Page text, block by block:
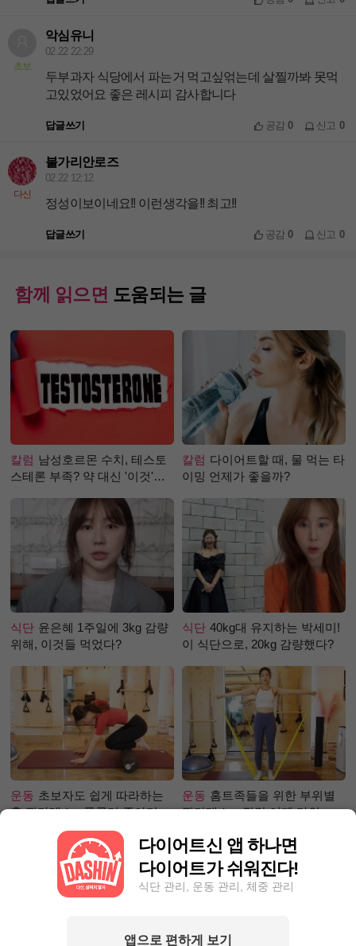
초보
악심유니
02.22 22:29
두부과자 식당에서 파는거 먹고싶얶는데 살찔까봐 못먹
고있었어요 좋은 레시피 감사합니다
답글쓰기 공감0 신고 0
다신
불가리안로즈
02.22 12:12
정성이보이네요!! 이런생각을!! 최고!!
답글쓰기 공감0 신고 0
함께 읽으면 도움되는 글
칼럼 남성호르몬 수치, 테스토
스테론 부족? 약 대신 '이것'으
칼럼 다이어트할 때, 물 먹는 타
이밍 언제가 좋을까?
식단 윤은혜 1주일에 3kg 감량
위해, 이것들 먹었다?
식단 40kg대 유지하는 박세미!
이 식단으로, 20kg 감량했다?
운동 초보자도 쉽게 따라하는
홈 필라테스 - 폼롤러 종아리 알
운동 홈트족들을 위한 부위별
필라테스 – 직각 어깨 라인 만
다이어트신 앱 하나면
다이어트가 쉬워진다!
식단 관리, 운동 관리, 체중 관리
앱으로 편하게 보기